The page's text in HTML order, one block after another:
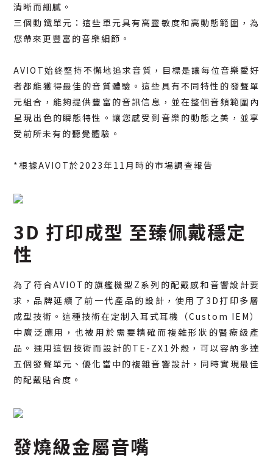
清晰而細膩。
三個動鐵單元：這些單元具有高靈敏度和高動態範圍，為
您帶來更豐富的音樂細節。
AVIOT始終堅持不懈地追求音質，目標是讓每位音樂愛好
者都能獲得最佳的音質體驗。這些具有不同特性的發聲單
元組合，能夠提供豐富的音訊信息，並在整個音頻範圍內
呈現出色的瞬態特性。讓您感受到音樂的動態之美，並享
受前所未有的聽覺體驗。
*根據AVIOT於2023年11月時的市場調查報告
3D 打印成型 至臻佩戴穩定
性
為了符合AVIOT的旗艦機型Z系列的配戴感和音響設計要
求，品牌延續了前一代產品的設計，使用了3D打印多層
成型技術。這種技術在定制入耳式耳機（Custom IEM）
中廣泛應用，也被用於需要精確而複雜形狀的醫療級產
品。運用這個技術而設計的TE-ZX1外殼，可以容納多達
五個發聲單元、優化當中的複雜音響設計，同時實現最佳
的配戴貼合度。
發燒級金屬音嘴